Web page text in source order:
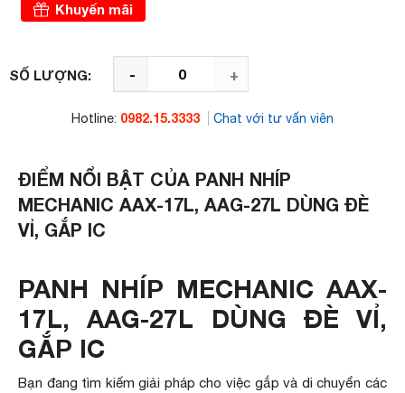
Khuyến mãi
SỐ LƯỢNG: - +
Hotline: 0982.15.3333 Chat với tư vấn viên
ĐIỂM NỔI BẬT CỦA PANH NHÍP
MECHANIC AAX-17L, AAG-27L DÙNG ĐÈ
VỈ, GẮP IC
PANH NHÍP MECHANIC AAX-
17L, AAG-27L DÙNG ĐÈ VỈ,
GẮP IC
Bạn đang tìm kiếm giải pháp cho việc gắp và di chuyển các